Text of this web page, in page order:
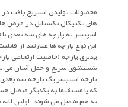
محصولات تولیدی اسپریچ بافت
های تکنیکال تکستایل در عرض
اسپیسر به پارچه های سه بعدی
این نوع پارچه ها عبارتند از
پذیری پارچه (خاصیت ارتجاعی
شستشوی سریع و حمل آسان می
پارچه اسپیسر یک پارچه سه
که یا مستقیما به یکدیگر متصل
به هم متصل می شوند. اولین